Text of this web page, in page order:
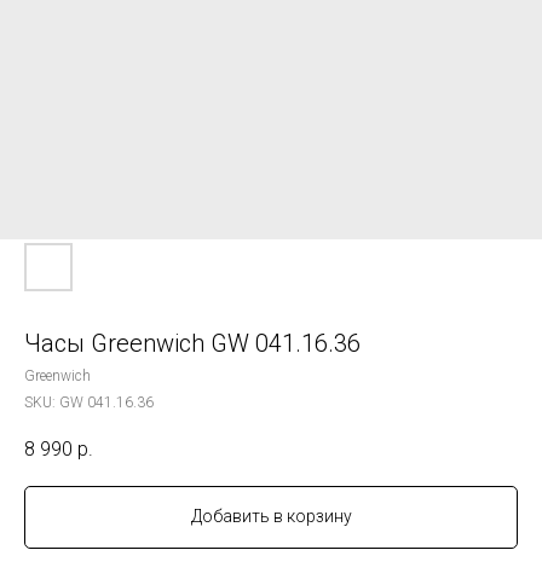
Часы Greenwich GW 041.16.36
Greenwich
SKU: GW 041.16.36
8 990 р.
Добавить в корзину